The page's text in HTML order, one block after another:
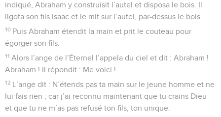
indiqué, Abraham y construisit l’autel et disposa le bois. Il
ligota son fils Isaac et le mit sur l’autel, par-dessus le bois.
10 Puis Abraham étendit la main et prit le couteau pour
égorger son fils.
11 Alors l’ange de l’Éternel l’appela du ciel et dit : Abraham !
Abraham ! Il répondit : Me voici !
12 L’ange dit : N’étends pas ta main sur le jeune homme et ne
lui fais rien ; car j’ai reconnu maintenant que tu crains Dieu
et que tu ne m’as pas refusé ton fils, ton unique.